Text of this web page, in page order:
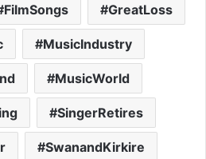
FilmSongs GreatLoss
MusicIndustry
MusicWorld
SingerRetires
SwanandKirkire